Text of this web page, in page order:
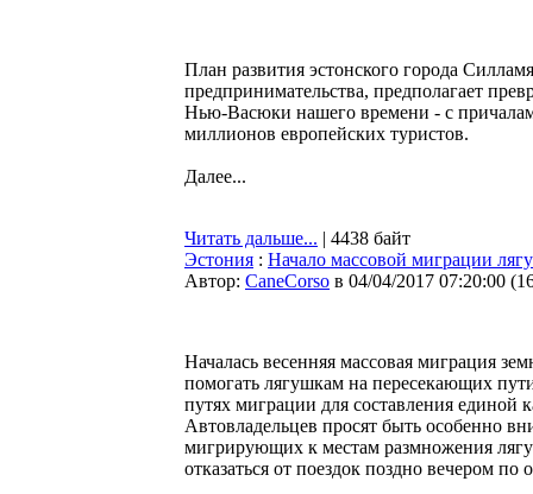
План развития эстонского города
предпринимательства, предполагает
Нью-Васюки нашего времени - с
миллионов европейских туристов.
Далее...
Читать дальше... | 4438 байт
Эстония : Начало массовой миграции
Автор: CaneCorso в 04/04/2017 07:20:00 (
Началась весенняя массовая миграция
помогать лягушкам на пересекающих
путях миграции для составления
Автовладельцев просят быть особенно
мигрирующих к местам размножения
отказаться от поездок поздно вечером